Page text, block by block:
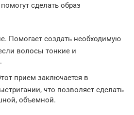
сделать образ
Помогает создать необходимую
волосы тонкие и
прием заключается в
что позволяет сделать
объемной.